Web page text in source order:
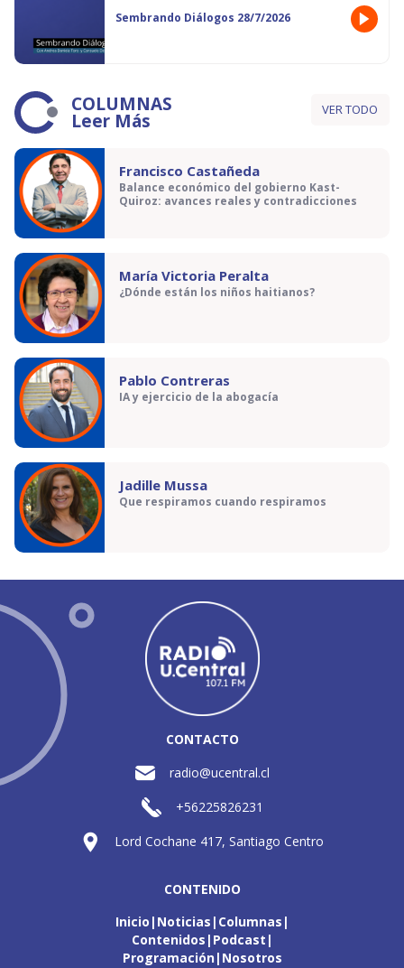
Sembrando Diálogos 28/7/2026
COLUMNAS
Leer Más VER TODO
Francisco Castañeda
Balance económico del gobierno Kast-
Quiroz: avances reales y contradicciones
María Victoria Peralta
¿Dónde están los niños haitianos?
Pablo Contreras
IA y ejercicio de la abogacía
Jadille Mussa
Que respiramos cuando respiramos
CONTACTO
radio@ucentral.cl
+56225826231
Lord Cochane 417, Santiago Centro
CONTENIDO
Inicio Noticias Columnas
Contenidos Podcast
Programación Nosotros